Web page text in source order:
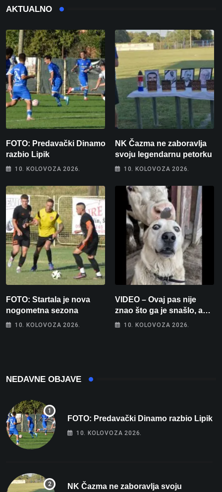
AKTUALNO
FOTO: Predavački Dinamo
razbio Lipik
10. KOLOVOZA 2026.
NK Čazma ne zaboravlja
svoju legendarnu petorku
10. KOLOVOZA 2026.
FOTO: Startala je nova
nogometna sezona
10. KOLOVOZA 2026.
VIDEO – Ovaj pas nije
znao što ga je snašlo, a
njegova reakcija je
10. KOLOVOZA 2026.
NEDAVNE OBJAVE
FOTO: Predavački Dinamo razbio Lipik
10. KOLOVOZA 2026.
NK Čazma ne zaboravlja svoju